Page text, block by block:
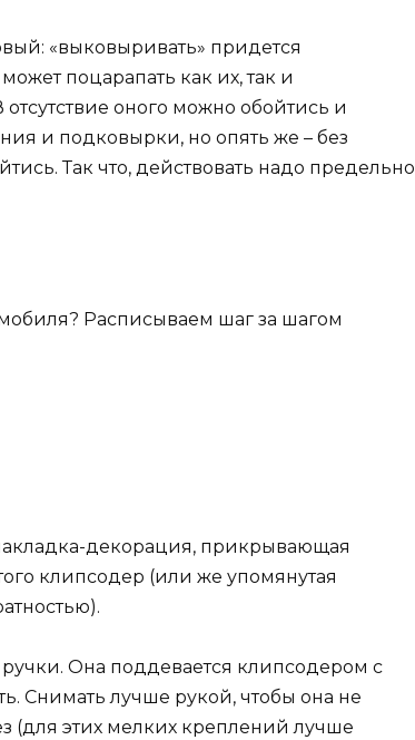
«выковыривать» придется
поцарапать как их, так и
оного можно обойтись и
и подковырки, но опять же – без
Так что, действовать надо предельно
декорация, прикрывающая
клипсодер (или же упомянутая
Она поддевается клипсодером с
Снимать лучше рукой, чтобы она не
(для этих мелких креплений лучше